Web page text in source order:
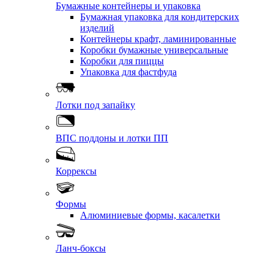
Бумажные контейнеры и упаковка
Бумажная упаковка для кондитерских
изделий
Контейнеры крафт, ламинированные
Коробки бумажные универсальные
Коробки для пиццы
Упаковка для фастфуда
Лотки под запайку
ВПС поддоны и лотки ПП
Коррексы
Формы
Алюминиевые формы, касалетки
Ланч-боксы